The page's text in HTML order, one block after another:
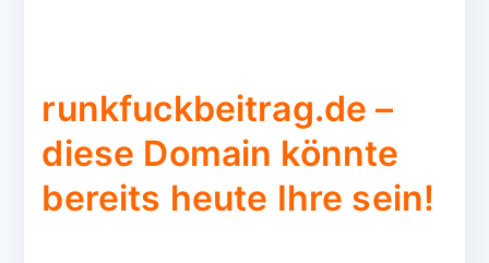
runkfuckbeitrag.de –
diese Domain könnte
bereits heute Ihre sein!